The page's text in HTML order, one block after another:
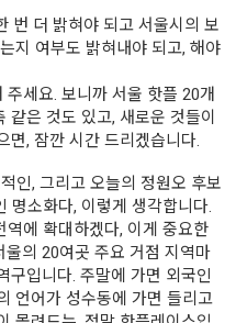
번 더 밝혀야 되고 서울시의 보
지 여부도 밝혀내야 되고, 해야
세요. 보니까 서울 핫플 20개
은 것도 있고, 새로운 것들이
면, 잠깐 시간 드리겠습니다.
인, 그리고 오늘의 정원오 후보
명소화다, 이렇게 생각합니다.
에 확대하겠다, 이게 중요한
의 20여곳 주요 거점 지역마
구입니다. 주말에 가면 외국인
언어가 성수동에 가면 들리고